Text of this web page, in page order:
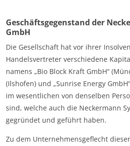
Geschäftsgegenstand der
GmbH
Die Gesellschaft hat vor ihrer
Handelsvertreter verschiedene
namens „Bio Block Kraft GmbH“
(Ilshofen) und „Sunrise Energy
im wesentlichen von denselben
sind, welche auch die Neckermann
gegründet und geführt haben.
Zu dem Unternehmensgeflecht